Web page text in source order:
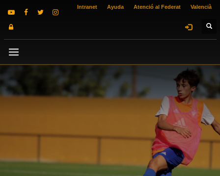
Intranet Ayuda Atenció al Federat Valencià